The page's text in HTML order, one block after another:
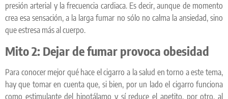
presión arterial y la frecuencia cardiaca. Es decir, aunque de momento
crea esa sensación, a la larga fumar no sólo no calma la ansiedad, sino
que estresa más al cuerpo.
Mito 2: Dejar de fumar provoca obesidad
Para conocer mejor qué hace el cigarro a la salud en torno a este tema,
hay que tomar en cuenta que, si bien, por un lado el cigarro funciona
como estimulante del hipotálamo y sí reduce el apetito, por otro, al